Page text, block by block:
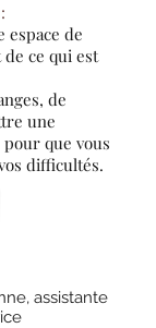
espace de
ce qui est
de
une
que vous
difficultés.
assistante